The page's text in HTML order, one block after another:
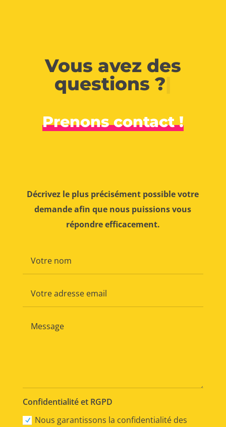
Vous avez des
questions ?
Prenons contact !
Décrivez le plus précisément possible votre
demande afin que nous puissions vous
répondre efficacement.
Confidentialité et RGPD
Nous garantissons la confidentialité des